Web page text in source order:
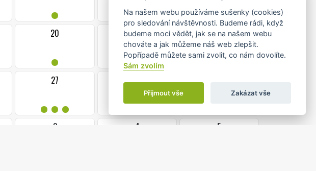
• •
20
•
21 22
27
•••
28
•
3 4 5
Na našem webu používáme sušenky (cookies)
pro sledování návštěvnosti. Budeme rádi, když
budeme moci vědět, jak se na našem webu
chováte a jak můžeme náš web zlepšit.
Popřípadě můžete sami zvolit, co nám dovolíte.
Sám zvolím
Přijmout vše Zakázat vše